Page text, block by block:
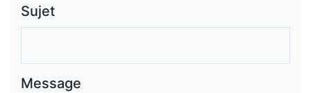
Sujet
Message